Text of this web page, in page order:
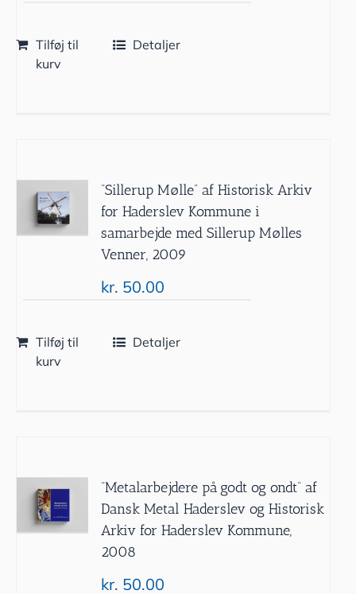
Tilføj til
kurv
Detaljer
”Sillerup Mølle” af Historisk Arkiv
for Haderslev Kommune i
samarbejde med Sillerup Mølles
Venner, 2009
kr. 50.00
Tilføj til
kurv
Detaljer
”Metalarbejdere på godt og ondt” af
Dansk Metal Haderslev og Historisk
Arkiv for Haderslev Kommune,
2008
kr. 50.00